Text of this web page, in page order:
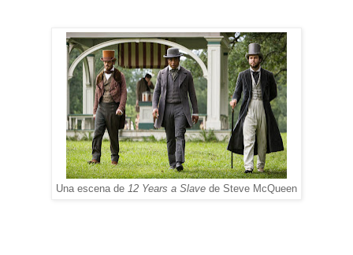
Una escena de 12 Years a Slave de Steve McQueen